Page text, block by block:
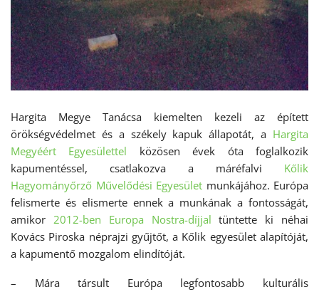
Hargita Megye Tanácsa kiemelten kezeli az épített
örökségvédelmet és a székely kapuk állapotát, a Hargita
Megyéért Egyesülettel közösen évek óta foglalkozik
kapumentéssel, csatlakozva a máréfalvi Kőlik
Hagyományőrző Művelődési Egyesület munkájához. Európa
felismerte és elismerte ennek a munkának a fontosságát,
amikor 2012-ben Europa Nostra-díjjal tüntette ki néhai
Kovács Piroska néprajzi gyűjtőt, a Kőlik egyesület alapítóját,
a kapumentő mozgalom elindítóját.
– Mára társult Európa legfontosabb kulturális